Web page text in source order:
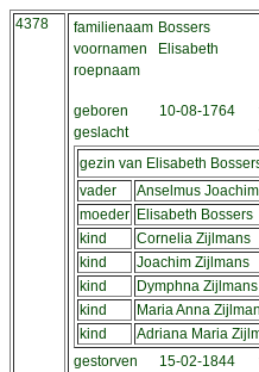
4378 familienaam Bossers
voornamen
Elisabeth
roepnaam
geboren 10-08-1764
geslacht
gezin van Elisabeth
vader Anselmus
moeder Elisabeth Bossers
kind
Cornelia Zijlmans
kind
Joachim Zijlmans
kind
Dymphna Zijlmans
kind
Maria Anna
kind
Adriana Maria
gestorven
15-02-1844